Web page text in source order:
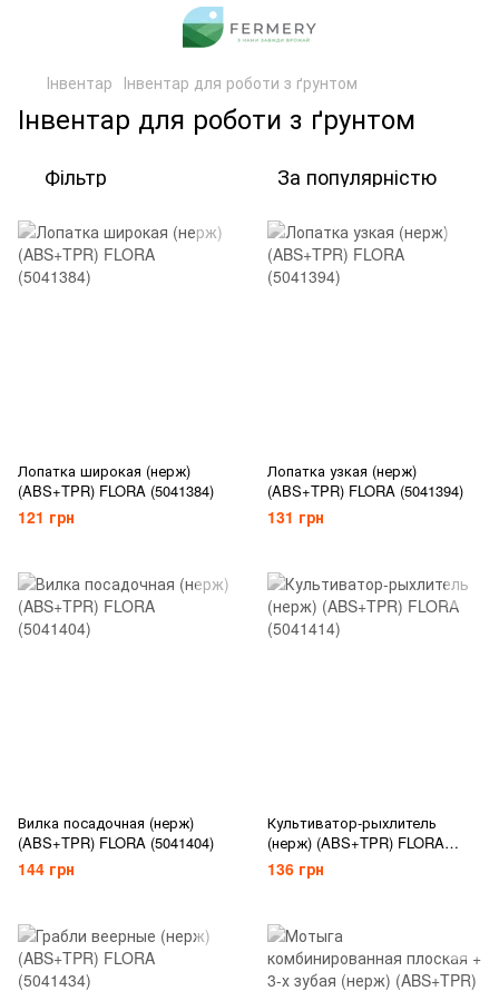
Інвентар Інвентар для роботи з ґрунтом
Інвентар для роботи з ґрунтом
Фільтр За популярністю
Лопатка широкая (нерж)
(ABS+TPR) FLORA (5041384)
121 грн
Лопатка узкая (нерж)
(ABS+TPR) FLORA (5041394)
131 грн
Вилка посадочная (нерж)
(ABS+TPR) FLORA (5041404)
144 грн
Культиватор-рыхлитель
(нерж) (ABS+TPR) FLORA
(5041414)
136 грн